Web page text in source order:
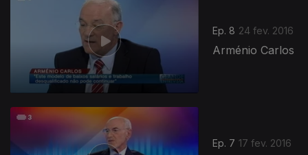
Ep. 8 24 fev. 2016
Arménio Carlos
Ep. 7 17 fev. 2016